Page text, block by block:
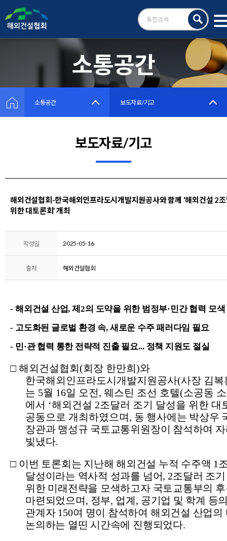
검
색
소통공간
소통공간 보도자료/기고
보도자료/기고
해외건설협회-한국해외인프라도시개발지원공사와 함께 ‘해외건설 2
위한 대토론회’ 개최
작성일 2025-05-16
출처 해외건설협회
- 해외건설 산업,제2의 도약을 위한 범정부·민간 협력 모색
- 고도화된 글로벌 환경 속, 새로운 수주 패러다임 필요
- 민·관 협력 통한 전략적 진출 필요... 정책 지원도 절실
□ 해외건설협회 (회장 한만희 )와
한국해외인프라도시개발지원공사(사장 김복
는 5월 16일 오전,웨스틴 조선 호텔(소공동
에서 ‘해외 건설 2조달러 조기 달성을 위한 대
공동으로 개최하였으며 , 동 행사에는 박상우
장관과 맹성규 국토교통위원장이 참석하여
빛냈다.
□ 이번 토론회는 지난해 해외건설 누적 수주액 1
달성이라는 역사적 성과를 넘어, 2조달러 조
위한 미래전략을 모색하고자 국토교통부의
마련되었으며 , 정부, 업계 , 공기업 및 학계 등
관계자 150여 명이 참석하여 해외건설 산업의
논의하는 열띤 시간속에 진행되었다.